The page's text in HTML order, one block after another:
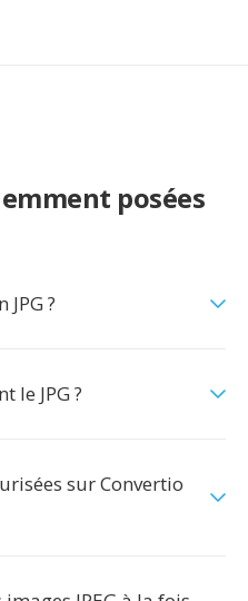
posées
?
le JPG ?
sur Convertio